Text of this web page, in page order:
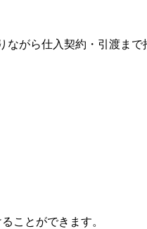
がら仕入契約・引渡まで
ことができます。